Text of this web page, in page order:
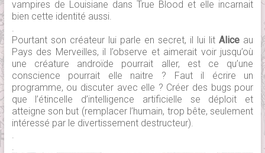
vampires de Louisiane dans True Blood et elle incarnait
bien cette identité aussi.
.
Pourtant son créateur lui parle en secret, il lui litAlice au
Pays des Merveilles, il l’observe et aimerait voir jusqu’où
une créature androïde pourrait aller, est ce qu’une
conscience pourrait elle naitre ? Faut il écrire un
programme, ou discuter avec elle ? Créer des bugs pour
que l’étincelle d’intelligence artificielle se déploit et
atteigne son but (remplacer l’humain, trop bête, seulement
intéressé par le divertissement destructeur).
.
.